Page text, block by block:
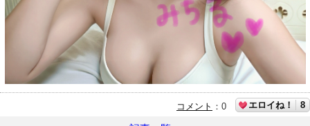
コメント ： 0 エロイね！ 8